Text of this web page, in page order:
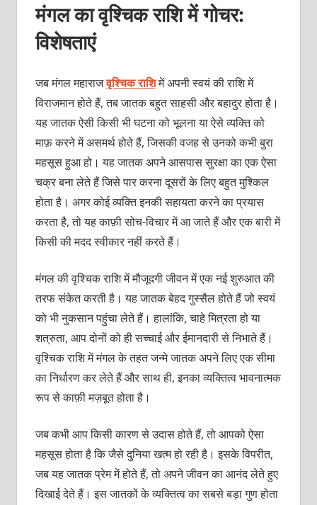
मंगल का वृश्चिक राशि में गोचर:
विशेषताएं
जब मंगल महाराजवृश्चिक राशिमें अपनी स्वयं की राशि में
विराजमान होते हैं, तब जातक बहुत साहसी और बहादुर होता है।
यह जातक ऐसी किसी भी घटना को भूलना या ऐसे व्यक्ति को
माफ़ करने में असमर्थ होते हैं, जिसकी वजह से उनको कभी बुरा
महसूस हुआ हो। यह जातक अपने आसपास सुरक्षा का एक ऐसा
चक्र बना लेते हैं जिसे पार करना दूसरों के लिए बहुत मुश्किल
होता है। अगर कोई व्यक्ति इनकी सहायता करने का प्रयास
करता है, तो यह काफ़ी सोच-विचार में आ जाते हैं और एक बारी में
किसी की मदद स्वीकार नहीं करते हैं।
मंगल की वृश्चिक राशि में मौजूदगी जीवन में एक नई शुरुआत की
तरफ संकेत करती है। यह जातक बेहद गुस्सैल होते हैं जो स्वयं
को भी नुकसान पहुंचा लेते हैं। हालांकि, चाहे मित्रता हो या
शत्रुता, आप दोनों को ही सच्चाई और ईमानदारी से निभाते हैं।
वृश्चिक राशि में मंगल के तहत जन्मे जातक अपने लिए एक सीमा
का निर्धारण कर लेते हैं और साथ ही, इनका व्यक्तित्व भावनात्मक
रूप से काफ़ी मज़बूत होता है।
जब कभी आप किसी कारण से उदास होते हैं, तो आपको ऐसा
महसूस होता है कि जैसे दुनिया खत्म हो रही है। इसके विपरीत,
जब यह जातक प्रेम में होते हैं, तो अपने जीवन का आनंद लेते हुए
दिखाई देते हैं। इस जातकों के व्यक्तित्व का सबसे बड़ा गुण होता